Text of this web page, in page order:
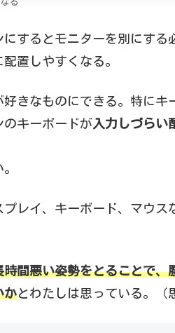
するとモニターを別にす
配置しやすくなる。
きなものにできる。特にキ
のキーボードが 入力しづらい
レイ、キーボード、マウス
時間悪い姿勢をとることで、
かとわたしは思っている。（